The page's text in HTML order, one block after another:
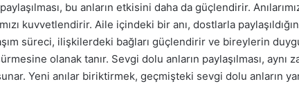
bu anların etkisini daha da güçlendirir.
kuvvetlendirir. Aile içindeki bir anı, dostlarla
süreci, ilişkilerdeki bağları güçlendirir ve bireylerin
olanak tanır. Sevgi dolu anların paylaşılması, aynı
Yeni anılar biriktirmek, geçmişteki sevgi dolu anların